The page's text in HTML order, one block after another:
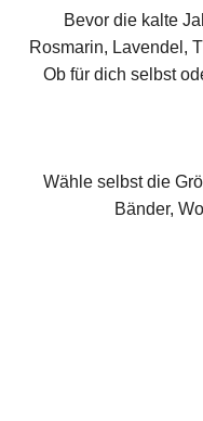
Bevor die kalte
Rosmarin, Lavendel,
Ob für dich selbst
Wähle selbst die
Bänder,